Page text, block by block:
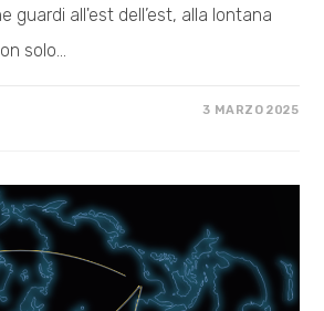
guardi all'est dell’est, alla lontana
solo…
NON
FINISCE
IN
CINA.
DIALOGO
CON
SIMONE
PIERANNI
3 MARZO 2025